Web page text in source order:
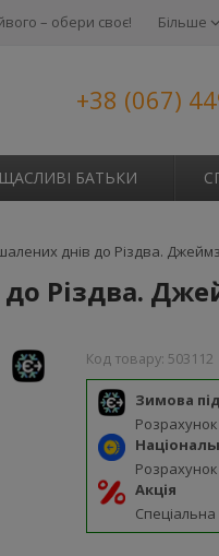
– обери своє! Більше
+38 (067)
БАТЬКИ
днів до Різдва.
Різдва.
Код товару: 503112
Зимова
Акція